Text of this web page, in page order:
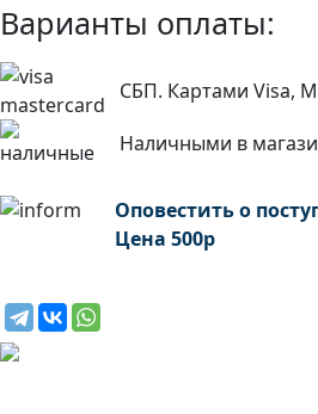
Варианты оплаты:
СБП. Картами Visa,
Наличными в
Оповестить о
Цена 500р